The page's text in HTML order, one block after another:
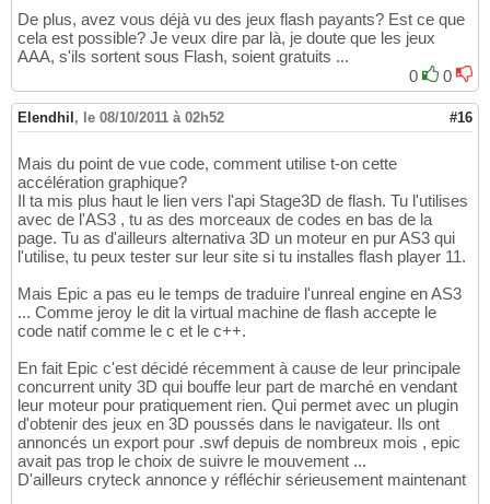
De plus, avez vous déjà vu des jeux flash payants? Est ce que
cela est possible? Je veux dire par là, je doute que les jeux
AAA, s'ils sortent sous Flash, soient gratuits ...
0
0
Elendhil , le 08/10/2011 à 02h52 #16
Mais du point de vue code, comment utilise t-on cette
accélération graphique?
Il ta mis plus haut le lien vers l'api Stage3D de flash. Tu l'utilises
avec de l'AS3 , tu as des morceaux de codes en bas de la
page. Tu as d'ailleurs alternativa 3D un moteur en pur AS3 qui
l'utilise, tu peux tester sur leur site si tu installes flash player 11.
Mais Epic a pas eu le temps de traduire l'unreal engine en AS3
... Comme jeroy le dit la virtual machine de flash accepte le
code natif comme le c et le c++.
En fait Epic c'est décidé récemment à cause de leur principale
concurrent unity 3D qui bouffe leur part de marché en vendant
leur moteur pour pratiquement rien. Qui permet avec un plugin
d'obtenir des jeux en 3D poussés dans le navigateur. Ils ont
annoncés un export pour .swf depuis de nombreux mois , epic
avait pas trop le choix de suivre le mouvement ...
D'ailleurs cryteck annonce y réfléchir sérieusement maintenant